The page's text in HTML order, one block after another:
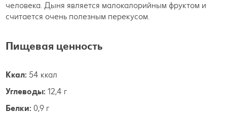
человека. Дыня является малокалорийным фруктом и
считается очень полезным перекусом.
Пищевая ценность
Ккал: 54 ккал
Углеводы: 12,4 г
Белки: 0,9 г